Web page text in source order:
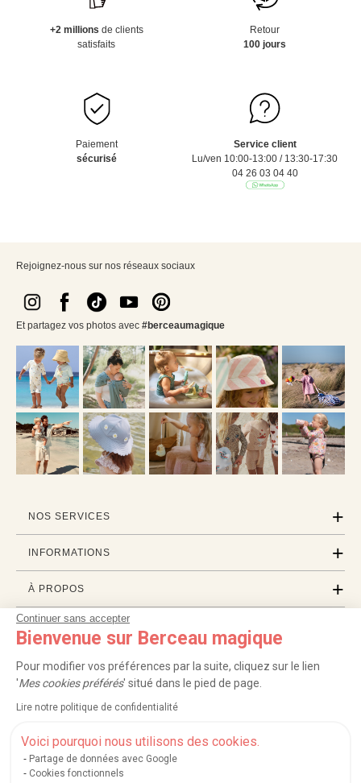
Continuer sans accepter
Bienvenue sur Berceau magique
Pour modifier vos préférences par la suite, cliquez sur le lien
'Mes cookies préférés' situé dans le pied de page.
Lire notre politique de confidentialité
Voici pourquoi nous utilisons des cookies.
Partage de données avec Google
Cookies fonctionnels
+2 millions de clients
satisfaits
Retour
100 jours
Paiement
sécurisé
Service client
Lu/ven 10:00-13:00 / 13:30-17:30
04 26 03 04 40
Rejoignez-nous sur nos réseaux sociaux
Et partagez vos photos avec #berceaumagique
NOS SERVICES
INFORMATIONS
À PROPOS
PROFESSIONNELS
LISTES CADEAUX
Service après-vente| FAQ |Rappels de produits|Protection des données
Mentions légales et crédits Conditions générales de ventes